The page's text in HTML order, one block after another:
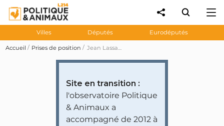
Villes Députés Eurodéputés
Accueil Prises de position Jean Lassalle souhaite l'abolition du broyage des poussins
Site en transition :
l'observatoire Politique
& Animaux a
accompagné de 2012 à